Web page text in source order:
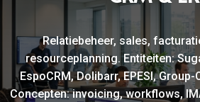
Relatiebeheer, sales,
resourceplanning. Entiteiten:
EspoCRM, Dolibarr, EPESI,
Concepten: invoicing, workflows,